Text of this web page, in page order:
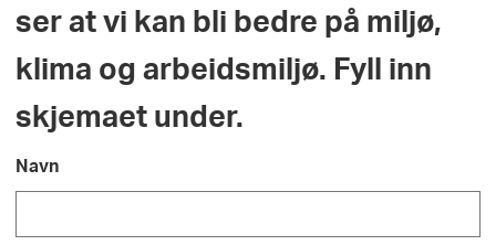
ser at vi kan bli bedre på miljø,
klima og arbeidsmiljø. Fyll inn
skjemaet under.
Navn